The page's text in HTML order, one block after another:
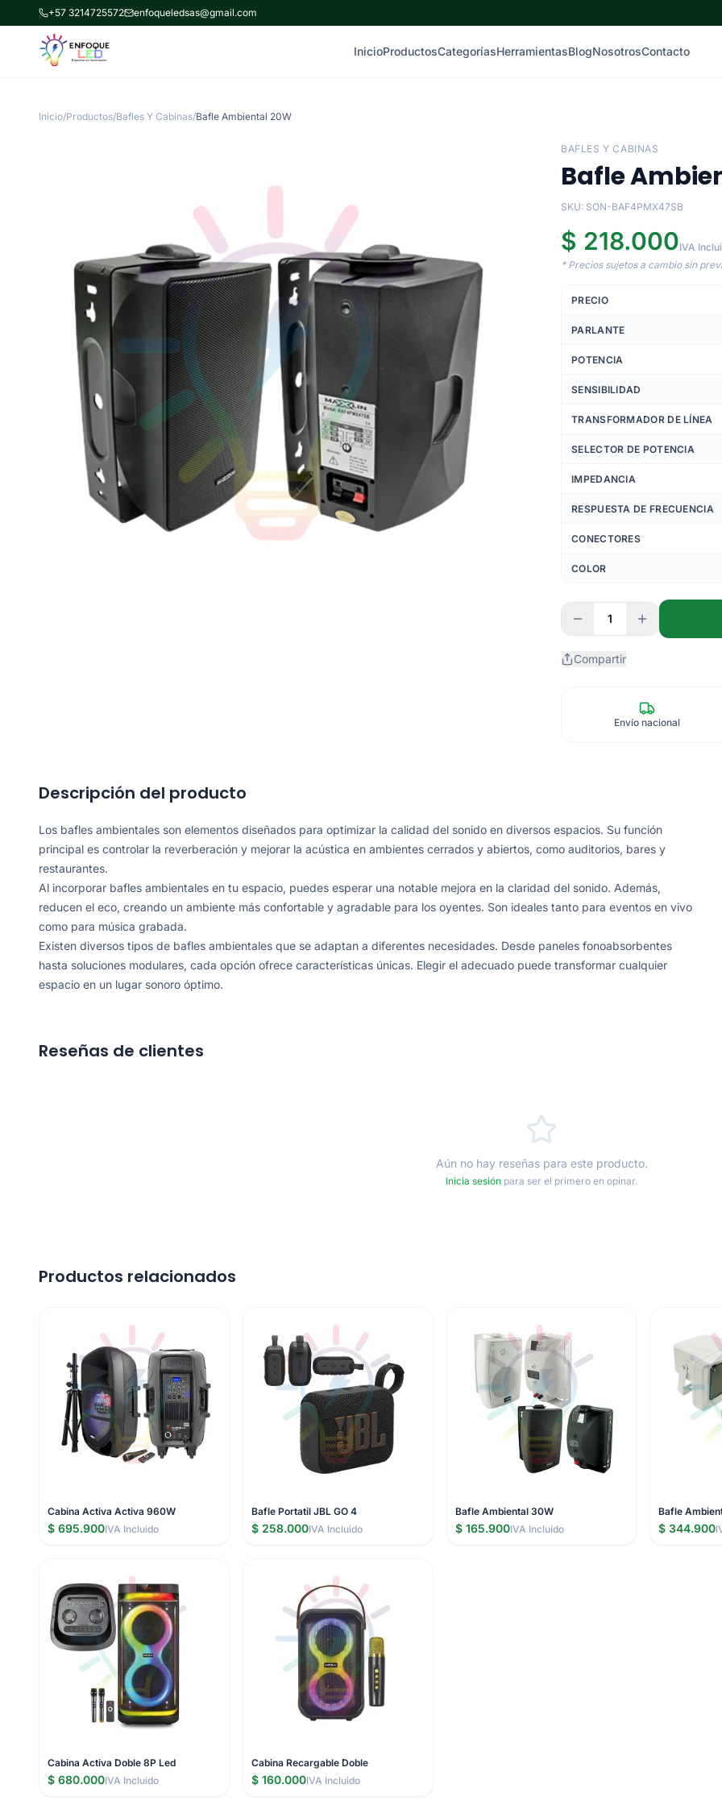
+57 3214725572 enfoqueledsas@gmail.com
InicioProductosCategoríasHerramientasBlogNosotrosContacto
Inicio/Productos/Bafles Y Cabinas/Bafle Ambiental 20W
BAFLES Y CABINAS
Bafle
SKU: SON-BAF4PMX47SB
$ 218.000IVA
* Precios sujetos a cambio sin
PRECIO
PARLANTE
POTENCIA
SENSIBILIDAD
TRANSFORMADOR DE LÍNEA
SELECTOR DE POTENCIA
IMPEDANCIA
RESPUESTA DE FRECUENCIA
CONECTORES
COLOR
1
Compartir
Envío nacional
Descripción del producto
Los bafles ambientales son elementos diseñados para optimizar la calidad del sonido en diversos espacios. Su función
principal es controlar la reverberación y mejorar la acústica en ambientes cerrados y abiertos, como auditorios, bares y
restaurantes.
Al incorporar bafles ambientales en tu espacio, puedes esperar una notable mejora en la claridad del sonido. Además,
reducen el eco, creando un ambiente más confortable y agradable para los oyentes. Son ideales tanto para eventos en vivo
como para música grabada.
Existen diversos tipos de bafles ambientales que se adaptan a diferentes necesidades. Desde paneles fonoabsorbentes
hasta soluciones modulares, cada opción ofrece características únicas. Elegir el adecuado puede transformar cualquier
espacio en un lugar sonoro óptimo.
Reseñas de clientes
Aún no hay reseñas para este producto.
Inicia sesión para ser el primero en opinar.
Productos relacionados
Cabina Activa Activa 960W
$ 695.900IVA Incluido
Bafle Portatil JBL GO 4
$ 258.000IVA Incluido
Bafle Ambiental 30W
$ 165.900IVA Incluido
Bafle
$ 344.900
Cabina Activa Doble 8P Led
$ 680.000IVA Incluido
Cabina Recargable Doble
$ 160.000IVA Incluido